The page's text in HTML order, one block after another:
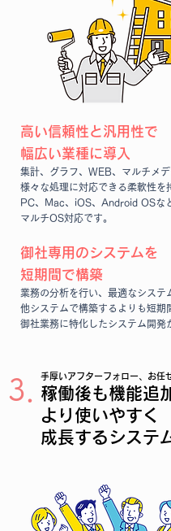
高い信頼性と汎用性で
幅広い業種に導入
集計、グラフ、WEB、マルチメデ
様々な処理に対応できる柔軟性を
PC、
Mac、iOS、Android OSな
マルチOS対応です。​
御社専用のシステムを
短期間で構築​
業務の分析を行い、最適なシステ
他シス テムで構築するより​ ​も短期
御社業務に特化したシステム開発
3．手厚いアフターフォロー、お任
稼働後も機能追
より使いやすく
成長するシステ